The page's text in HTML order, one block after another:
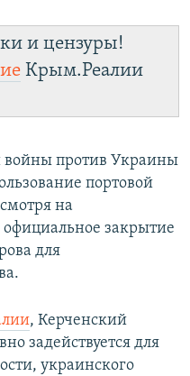
и цензуры!
Крым.Реалии
войны против Украины
портовой
на
закрытие
для
, Керченский
задействуется для
украинского